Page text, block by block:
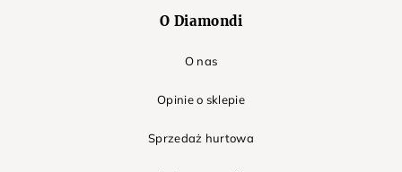
O Diamondi
O nas
Opinie o sklepie
Sprzedaż hurtowa